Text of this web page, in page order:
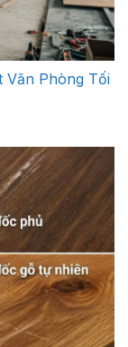
Văn Phòng Tối